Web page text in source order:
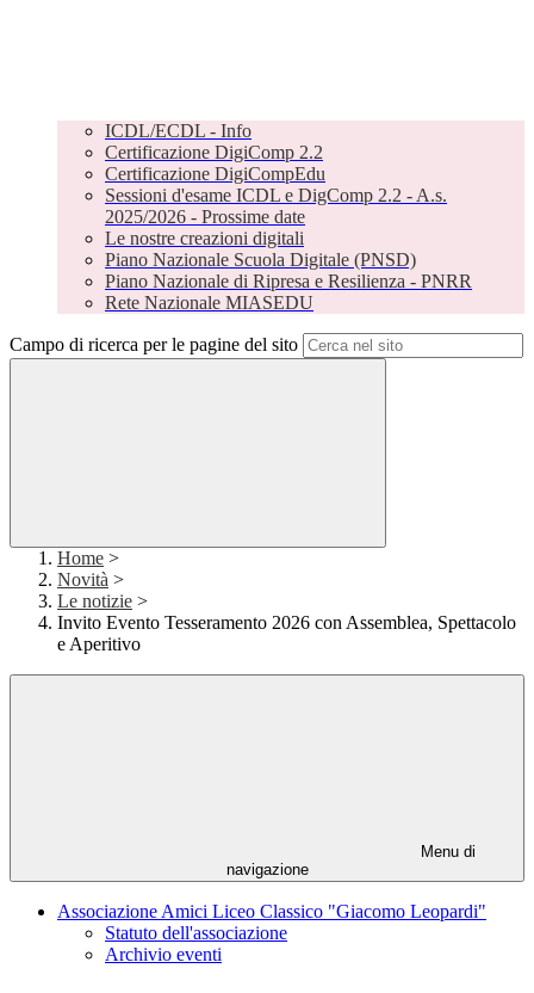
ICDL/ECDL - Info
Certificazione DigiComp 2.2
Certificazione DigiCompEdu
Sessioni d'esame ICDL e DigComp 2.2 - A.s.
2025/2026 - Prossime date
Le nostre creazioni digitali
Piano Nazionale Scuola Digitale (PNSD)
Piano Nazionale di Ripresa e Resilienza - PNRR
Rete Nazionale MIASEDU
Campo di ricerca per le pagine del sito
Home >
Novità >
Le notizie >
Invito Evento Tesseramento 2026 con Assemblea, Spettacolo
e Aperitivo
Menu di
navigazione
Associazione Amici Liceo Classico "Giacomo Leopardi"
Statuto dell'associazione
Archivio eventi